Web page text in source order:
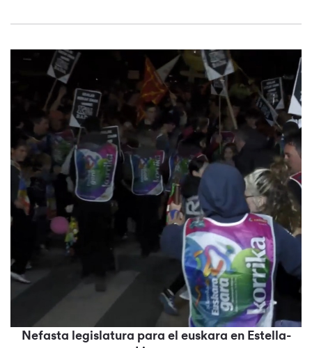
Nefasta legislatura para el euskara en Estella-